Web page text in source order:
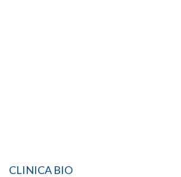
CLINICA BIO